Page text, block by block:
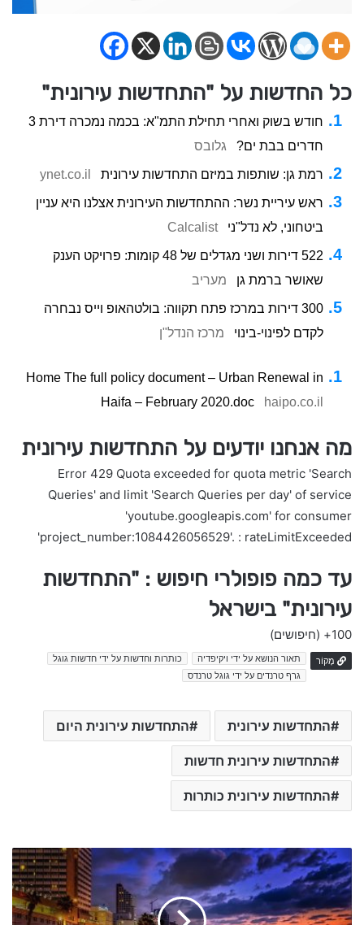
כל החדשות על "התחדשות עירונית"
חודש בשוק ואחרי תחילת התמ"א: בכמה נמכרה דירת 3
חדרים בבת ים?
גלובס
רמת גן: שותפות במיזם התחדשות עירונית ynet.co.il
ראש עיריית נשר: ההתחדשות העירונית אצלנו היא עניין
ביטחוני, לא נדל"ני
Calcalist
522 דירות ושני מגדלים של 48 קומות: פרויקט הענק
שאושר ברמת גן
מעריב
300 דירות במרכז פתח תקווה: בולטהאופ וייס נבחרה
לקדם לפינוי-בינוי
מרכז הנדל"ן
Home The full policy document – ​​Urban Renewal in
Haifa – February 2020.doc
haipo.co.il
מה אנחנו יודעים על התחדשות עירונית
Error 429 Quota exceeded for quota metric 'Search
Queries' and limit 'Search Queries per day' of service
'youtube.googleapis.com' for consumer
'project_number:1084426056529'. : rateLimitExceeded
עד כמה פופולרי חיפוש : "התחדשות
עירונית" בישראל
100+ (חיפושים)
מָקוֹר תאור הנושא על ידי ויקיפדיה
כותרות וחדשות על ידי חדשות גוגל
גרף טרנדים על ידי גוגל טרנדס
התחדשות עירונית התחדשות עירונית היום
התחדשות עירונית חדשות
התחדשות עירונית כותרות
n
d
i